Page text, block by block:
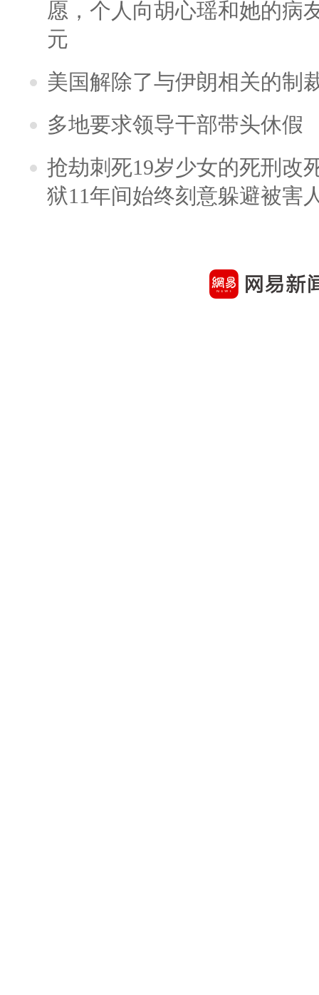
愿，个人向胡心瑶和她的病
元
美国解除了与伊朗相关的制
多地要求领导干部带头休假
抢劫刺死19岁少女的死刑改
狱11年间始终刻意躲避被害